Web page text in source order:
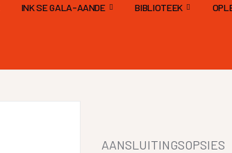
INK SE GALA-AANDE BIBLIOTEEK
AANSLUITINGSOPSIES